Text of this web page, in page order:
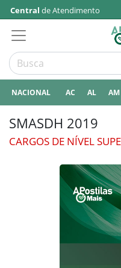
Central de Atendimento
NACIONAL AC AL AM
SMASDH 2019
CARGOS DE NÍVEL